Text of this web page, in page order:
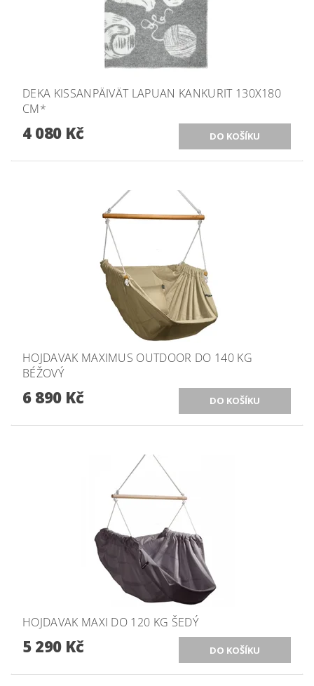
DEKA KISSANPÄIVÄT LAPUAN KANKURIT 130X180
CM*
4 080 Kč
HOJDAVAK MAXIMUS OUTDOOR DO 140 KG
BÉŽOVÝ
6 890 Kč
HOJDAVAK MAXI DO 120 KG ŠEDÝ
5 290 Kč